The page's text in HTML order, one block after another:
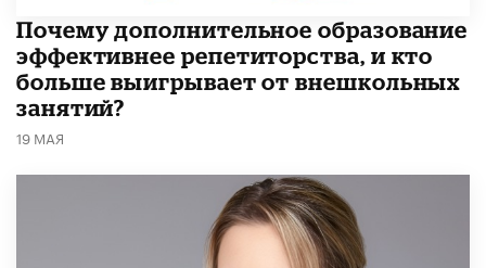
​Почему дополнительное образование
эффективнее репетиторства, и кто
больше выигрывает от внешкольных
занятий?
19 МАЯ